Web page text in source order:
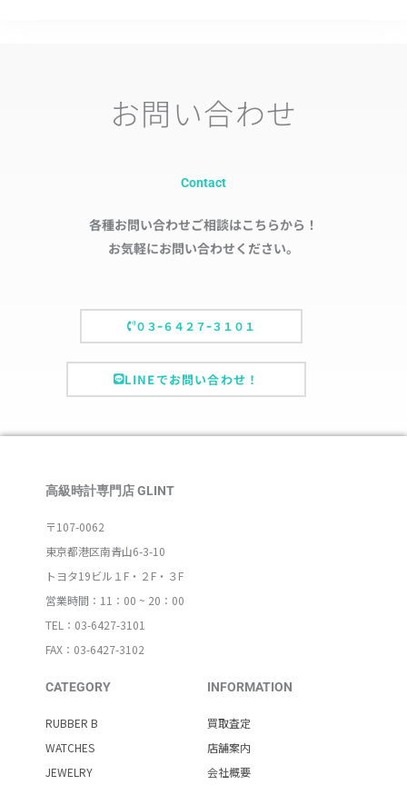
お問い合わせ
Contact
各種お問い合わせご相談はこちらから！
お気軽にお問い合わせください。
０３ｰ６４２７ｰ３１０１
LINEでお問い合わせ！
高級時計専門店 GLINT
〒107-0062
東京都港区南青山6-3-10
トヨタ19ビル１F・２F・３F
営業時間：11：00 ~ 20：00
TEL：03-6427-3101
FAX：03-6427-3102
CATEGORY
RUBBER B
WATCHES
JEWELRY
INFORMATION
買取査定
店舗案内
会社概要